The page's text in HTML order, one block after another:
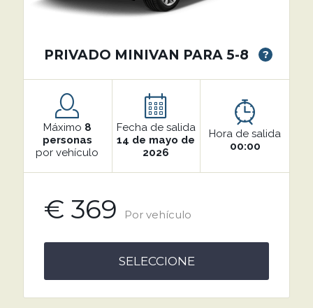
PRIVADO MINIVAN PARA 5-8 ?
Máximo 8
personas
por vehículo
Fecha de salida
14 de mayo de
2026
Hora de salida
00:00
€ 369 Por vehículo
SELECCIONE